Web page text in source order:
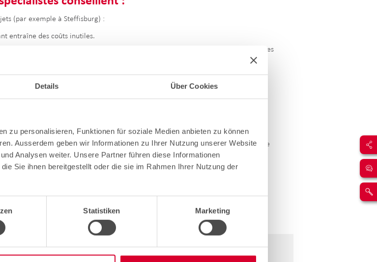
Details Über Cookies
zu personalisieren, Funktionen für soziale Medien anbieten zu können
Ausserdem geben wir Informationen zu Ihrer Nutzung unserer Website
Analysen weiter. Unsere Partner führen diese Informationen
Sie ihnen bereitgestellt oder die sie im Rahmen Ihrer Nutzung der
Statistiken Marketing
(par exemple à Steffisburg) :
entraîne des coûts inutiles.
particulièrement intéressantes lorsque l'électricité est utilisée pendant les heures
stratégie à long terme (par ex. eMobility, RCP).
des subventions ou des allègements fiscaux.
à Ebikon.
de stockage afin d'optimiser la consommation propre et d'éviter les pics de
le soir